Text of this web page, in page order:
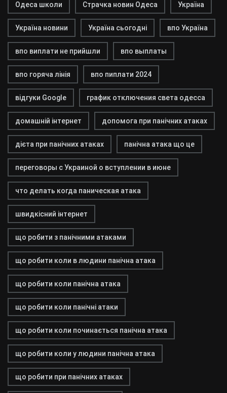
Одеса школи Страчка новин Одеса Україна
Україна новини Україна сьогодні впо Україна
впо виплати не прийшли впо выплаты
впо горяча лінія впо пиплати 2024
відгуки Google график отключения света одесса
домашній інтернет допомога при панічних атаках
дієта при панічних атаках панічна атака що це
переговоры с Украиной о вступлении в июне
что делать когда паническая атака
швидкісний інтернет
що робити з панічними атаками
що робити коли в людини панічна атака
що робити коли панічна атака
що робити коли панічні атаки
що робити коли починається панічна атака
що робити коли у людини панічна атака
що робити при панічних атаках